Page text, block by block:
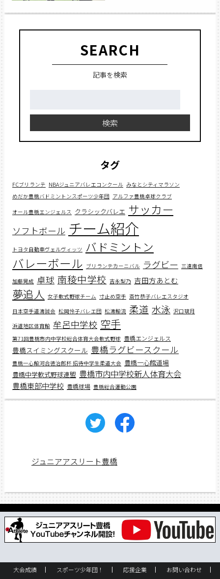
SEARCH
記事を検索
検索
タグ
FCブリランテ NBAジュニアバレエコンクール みなとシティマラソン
めだか豊橋バドミントンスポーツ少年団 アルファ豊橋卓球クラブ
オール豊橋エンジェルス クラシックバレエ サッカー
ソフトボール チーム紹介
トヨタ自動車ヴェルヴィッツ バドミントン
バレーボール ブリランテカーニバル ラグビー 三遠南信
加藤晃成 卓球 南稜中学校 吉永梨乃 吉田方あとむ
夢追人 女子軟式野球チーム 寸止め空手 斎竹恭子バレエスタジオ
日本空手道濤誠会 松岡怜子バレエ団 松濤館流 柔道 水泳 沢口璃月
浜道地区体育館 牟呂中学校 空手
第71回豊橋市内中学校総合体育大会軟式野球 豊橋エンジェルス
豊橋スイミングスクール 豊橋ラグビースクール
豊橋一心館河合徳治郎杯 招待中学生柔道大会 豊橋一心館道場
豊橋中学軟式野球連盟 豊橋市内中学校新人体育大会
豊橋東部中学校 豊橋球場 豊橋総合運動公園
ジュニアアスリート豊橋
大会成績 スポーツ少年団！ 応援企業 お問い合わせ